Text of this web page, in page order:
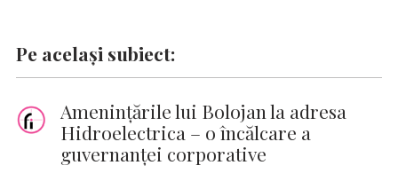
Pe același subiect:
Amenințările lui Bolojan la adresa
Hidroelectrica – o încălcare a
guvernanței corporative